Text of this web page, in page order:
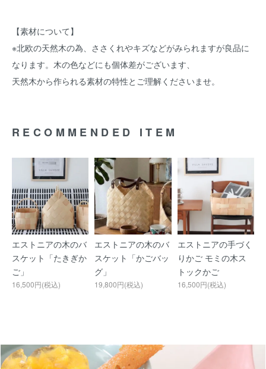
【素材について】
※北欧の天然木の為、ささくれやキズなどがみられますが良品に
なります。木の色などにも個体差がございます、
天然木から作られる素材の特性とご理解くださいませ。
RECOMMENDED ITEM
エストニアの木のバ
スケット「たきぎか
ご」
16,500円(税込)
エストニアの木のバ
スケット「かごバッ
グ」
19,800円(税込)
エストニアの手づく
りかご モミの木ス
トックかご
16,500円(税込)